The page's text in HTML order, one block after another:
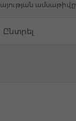
ամսաթիվը
Ընտրել